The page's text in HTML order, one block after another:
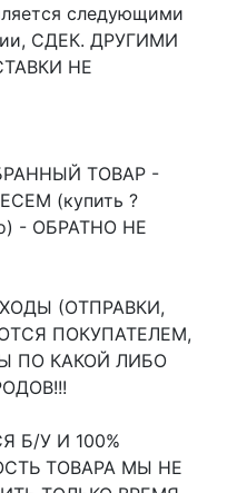
следующими
СДЕК. ДРУГИМИ
НЕ
ТОВАР -
(купить ?
- ОБРАТНО НЕ
(ОТПРАВКИ,
ПОКУПАТЕЛЕМ,
ПО КАКОЙ ЛИБО
Б/У И 100%
ТОВАРА МЫ НЕ